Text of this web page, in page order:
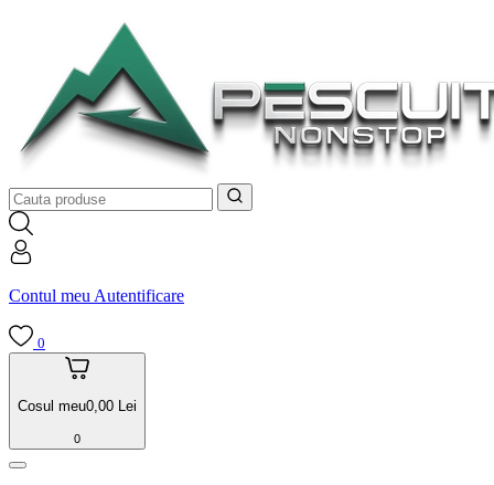
Contul meu Autentificare
0
Cosul meu0,00 Lei
0